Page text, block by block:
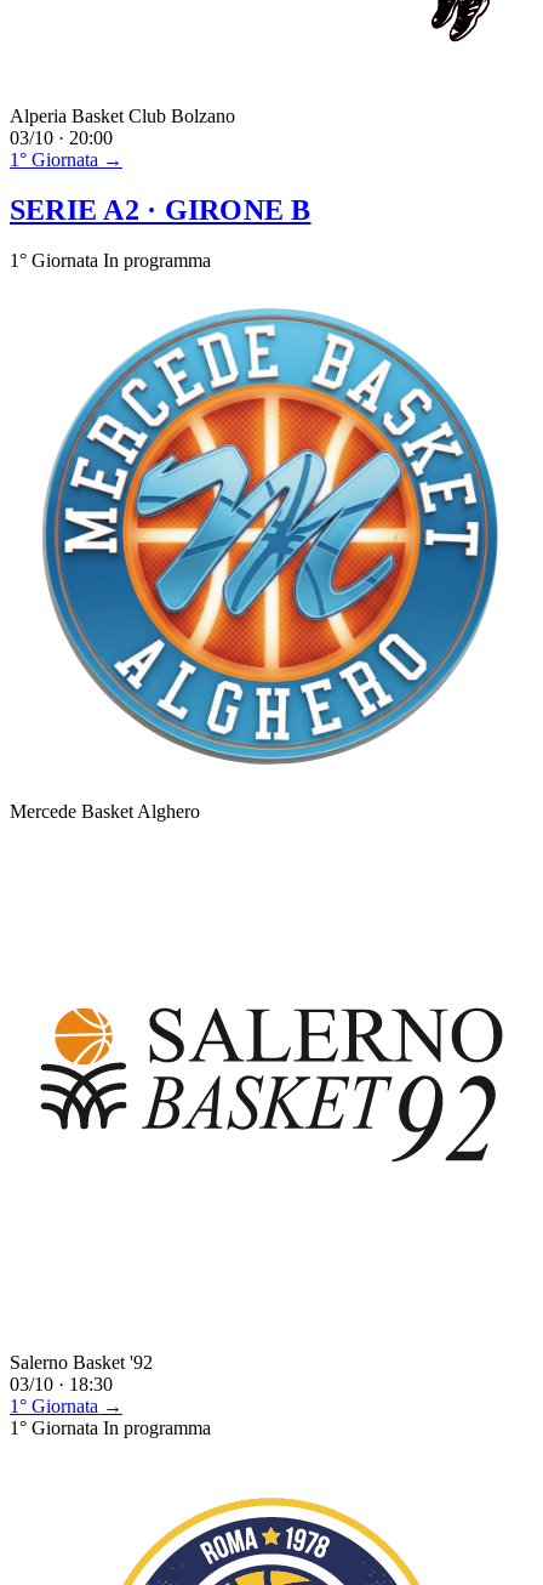
Alperia Basket Club Bolzano
03/10 · 20:00
1° Giornata →
SERIE A2 · GIRONE B
1° Giornata In programma
Mercede Basket Alghero
Salerno Basket '92
03/10 · 18:30
1° Giornata →
1° Giornata In programma